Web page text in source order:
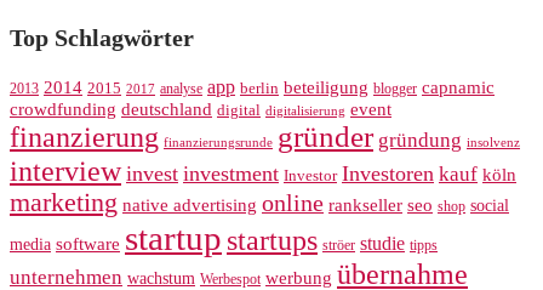
Top Schlagwörter
2013 2014 2015 2017 analyse app berlin beteiligung blogger capnamic
crowdfunding deutschland digital digitalisierung event
finanzierung finanzierungsrunde gründer gründung insolvenz
interview invest investment Investor Investoren kauf köln
marketing native advertising online rankseller seo shop social
media software startup startups ströer studie tipps
unternehmen wachstum Werbespot werbung übernahme